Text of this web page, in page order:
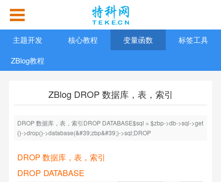
主题开发 核心教程 变量函数
标签工具
ZBlog教程
ZBlog DROP 数据库，表，索引
DROP 数据库，表，索引DROP DATABASE$sql = $zbp->db->sql->get
()->drop()->database(&#39;zbp&#39;)->sql;DROP
DROP 数据库，表，索引
DROP DATABASE